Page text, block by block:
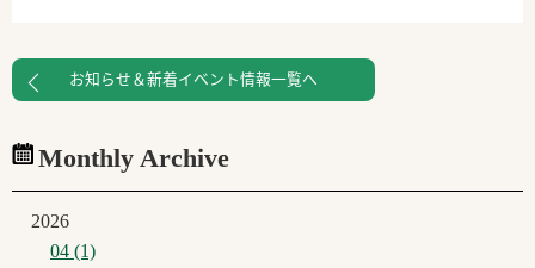
お知らせ＆新着イベント情報一覧へ
Monthly Archive
2026
04 (1)